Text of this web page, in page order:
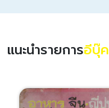
แนะนำรายการอีบุ๊ค